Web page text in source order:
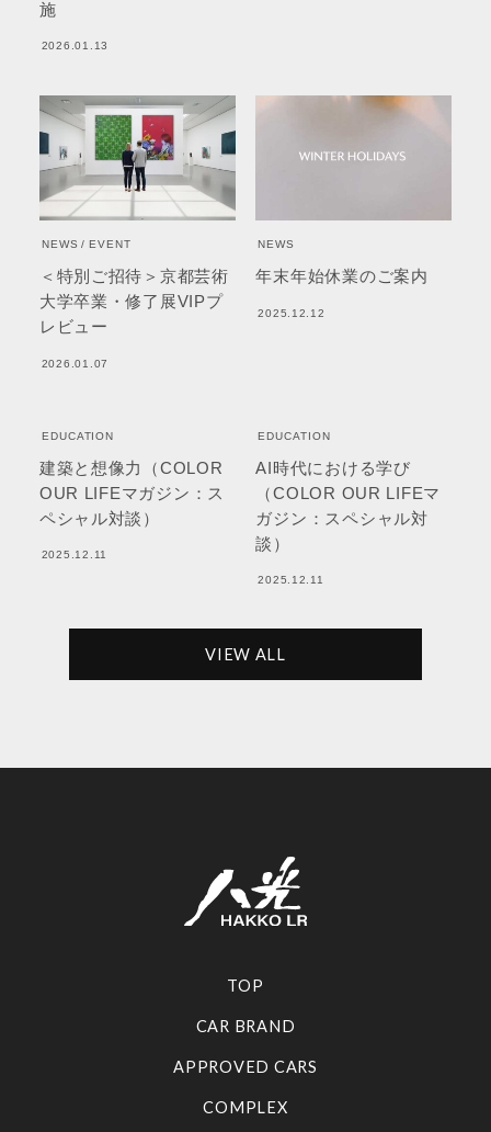
施
2026.01.13
NEWS EVENT
＜特別ご招待＞京都芸術
大学卒業・修了展VIPプ
レビュー
2026.01.07
NEWS
年末年始休業のご案内
2025.12.12
EDUCATION
建築と想像力（COLOR
OUR LIFEマガジン：ス
ペシャル対談）
2025.12.11
EDUCATION
AI時代における学び
（COLOR OUR LIFEマ
ガジン：スペシャル対
談）
2025.12.11
VIEW ALL
TOP
CAR BRAND
APPROVED CARS
COMPLEX